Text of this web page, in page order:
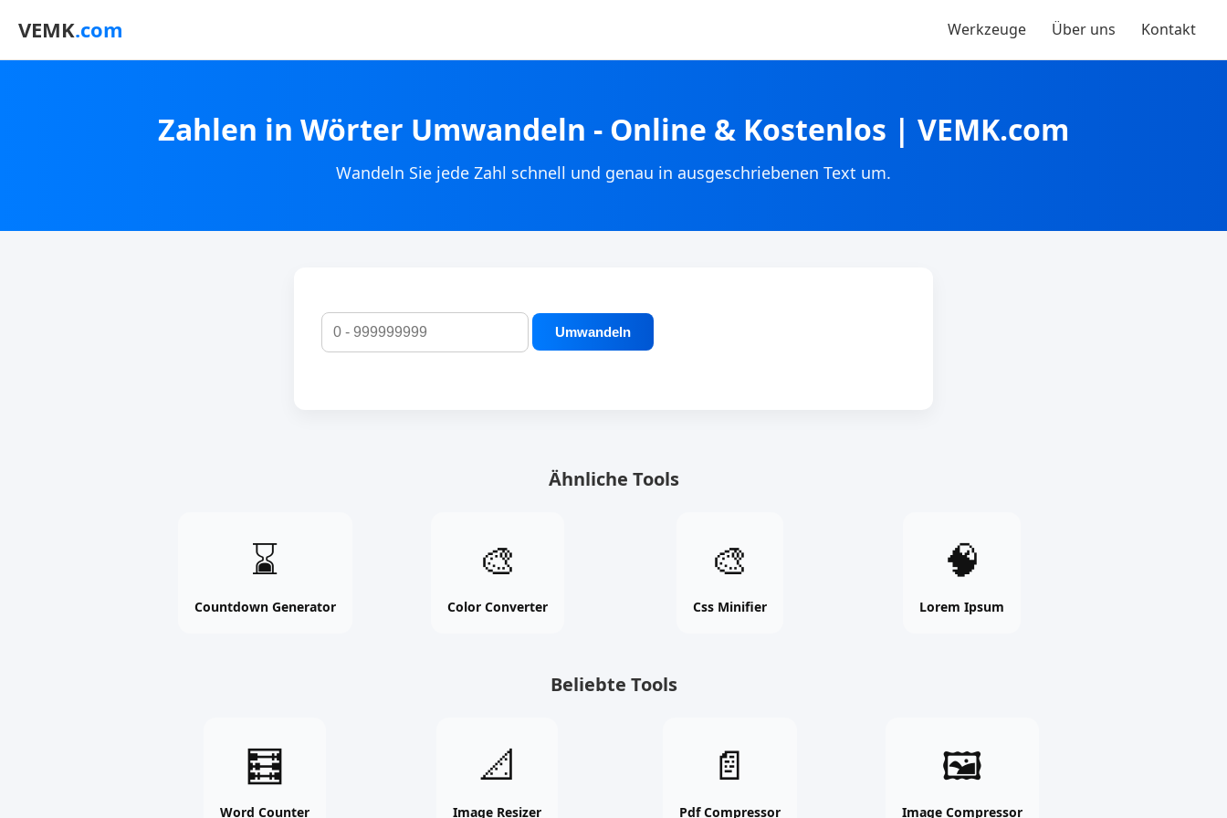
VEMK.com Werkzeuge Über uns Kontakt
Zahlen in Wörter Umwandeln - Online & Kostenlos | VEMK.com
Wandeln Sie jede Zahl schnell und genau in ausgeschriebenen Text um.
Umwandeln
Ähnliche Tools
⌛
Countdown Generator
Countdown
Generator
free
🎨
Color Converter
Converter
free
🎨
Css Minifier
Minifier
free
🧠
Lorem Ipsum
Lorem
Ipsum
free
Beliebte Tools
🧮
Word Counter
Word
Counter
online
free
📐
Image Resizer
Image
Resizer
free
📄
Pdf Compressor
Compressor
free
🖼
Image Compressor
Compressor
free